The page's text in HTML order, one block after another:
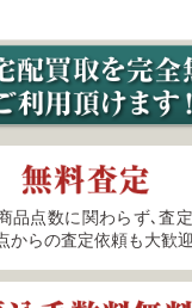
品点数に関わらず､査
からの査定依頼も大歓